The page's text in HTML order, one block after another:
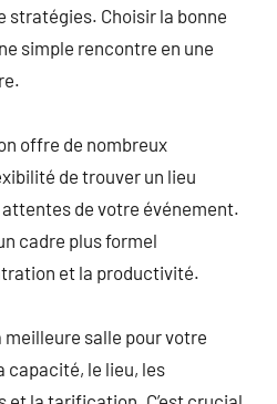
stratégies. Choisir la bonne
simple rencontre en une
offre de nombreux
de trouver un lieu
de votre événement.
cadre plus formel
et la productivité.
salle pour votre
capacité, le lieu, les